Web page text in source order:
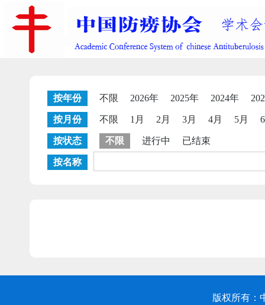
按年份 不限 2026年 2025年 2024年
按月份 不限 1月 2月 3月 4月 5月
按状态 不限 进行中 已结束
按名称
版权所有：